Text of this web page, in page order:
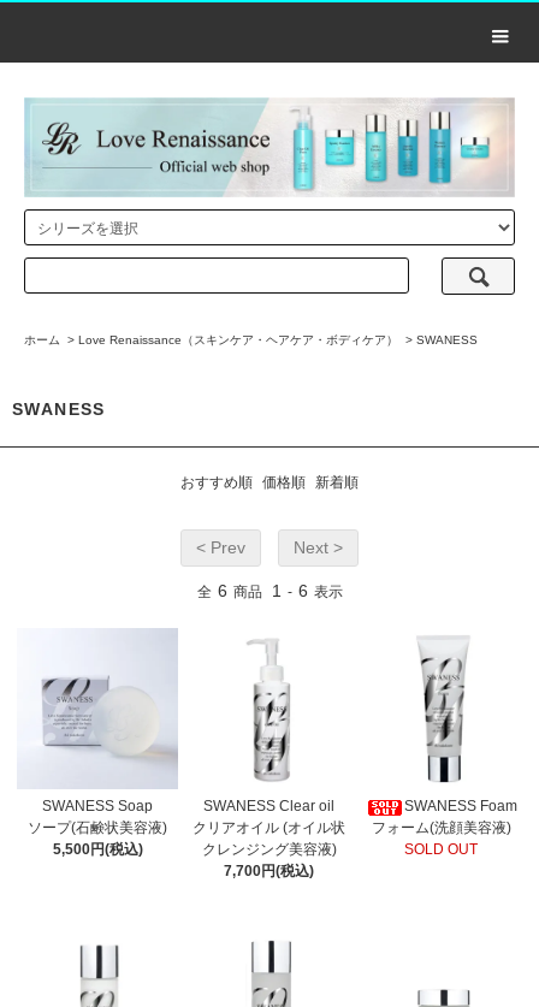
ホーム > Love Renaissance（スキンケア・ヘアケア・ボディケア） > SWANESS
SWANESS
おすすめ順 価格順 新着順
< Prev Next >
全 6 商品 1 - 6 表示
SWANESS Soap
ソープ(石鹸状美容液)
5,500円(税込)
SWANESS Clear oil
クリアオイル (オイル状
クレンジング美容液)
7,700円(税込)
SWANESS Foam
フォーム(洗顔美容液)
SOLD OUT